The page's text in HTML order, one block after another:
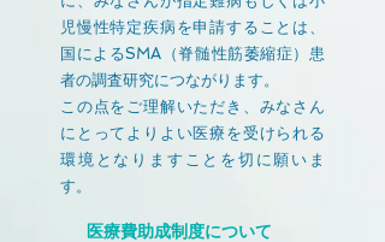
児慢性特定疾病を申請することは、
国によるSMA（脊髄性筋萎縮症）患
者の調査研究につながります。
この点をご理解いただき、みなさん
にとってよりよい医療を受けられる
環境となりますことを切に願いま
す。
医療費助成制度について